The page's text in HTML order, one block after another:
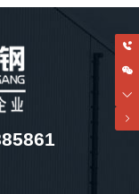
愉快的合作！